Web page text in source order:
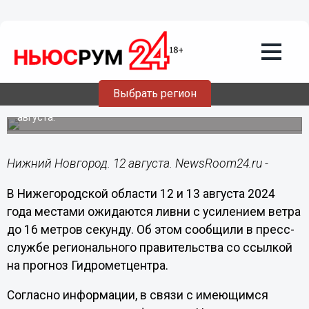
Выбрать регион
12.08.202421:46
Ливни с сильным ветром идут в
Нижегородскую область
Неблагоприятные погодные условия ожидаются 12-13
августа.
Нижний Новгород. 12 августа. NewsRoom24.ru -
В Нижегородской области 12 и 13 августа 2024
года местами ожидаются ливни с усилением ветра
до 16 метров секунду. Об этом сообщили в пресс-
службе регионального правительства со ссылкой
на прогноз Гидрометцентра.
Согласно информации, в связи с имеющимся